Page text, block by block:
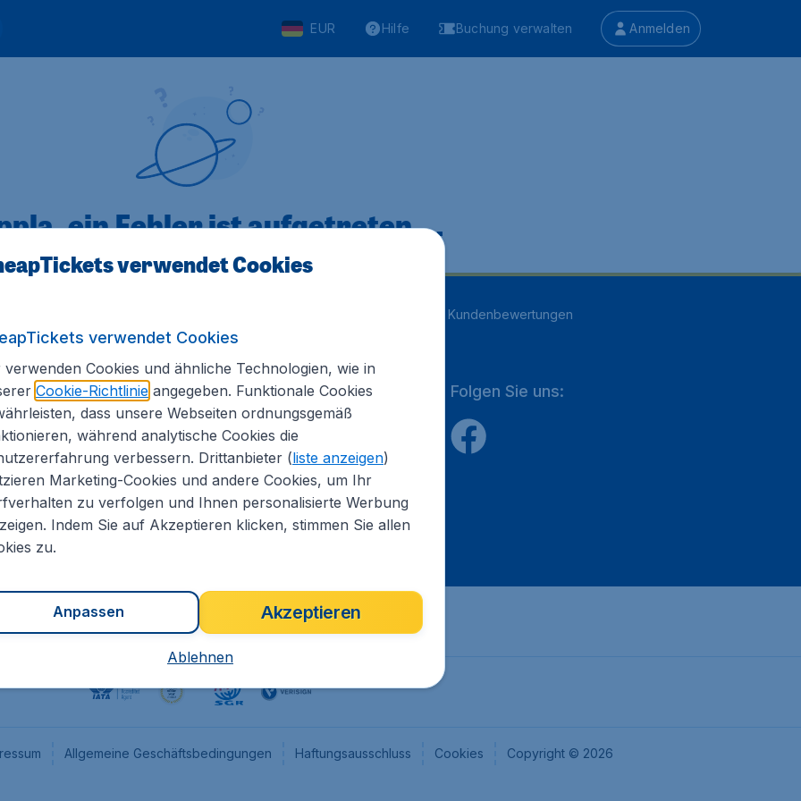
EUR Hilfe Buchung verwalten Anmelden
ein Fehler ist aufgetreten ...
Kundenbewertungen
Informationen
Internationale Webseiten
CheapTickets.nl
CheapTickets.be
CheapTickets.ch
CheapTickets.sg
Flugladen.at
Folgen Sie uns:
Allgemeine Geschäftsbedingungen Haftungsausschluss Cookies Copyright © 2026
verwendet Cookies
verwendet Cookies
verwenden Cookies und ähnliche Technologien, wie in
Cookie-Richtlinieangegeben. Funktionale Cookies
dass unsere Webseiten ordnungsgemäß
während analytische Cookies die
verbessern. Drittanbieter (liste anzeigen)
Marketing-Cookies und andere Cookies, um Ihr
zu verfolgen und Ihnen personalisierte Werbung
Indem Sie auf Akzeptieren klicken, stimmen Sie allen
zu.
Akzeptieren
Anpassen
Ablehnen